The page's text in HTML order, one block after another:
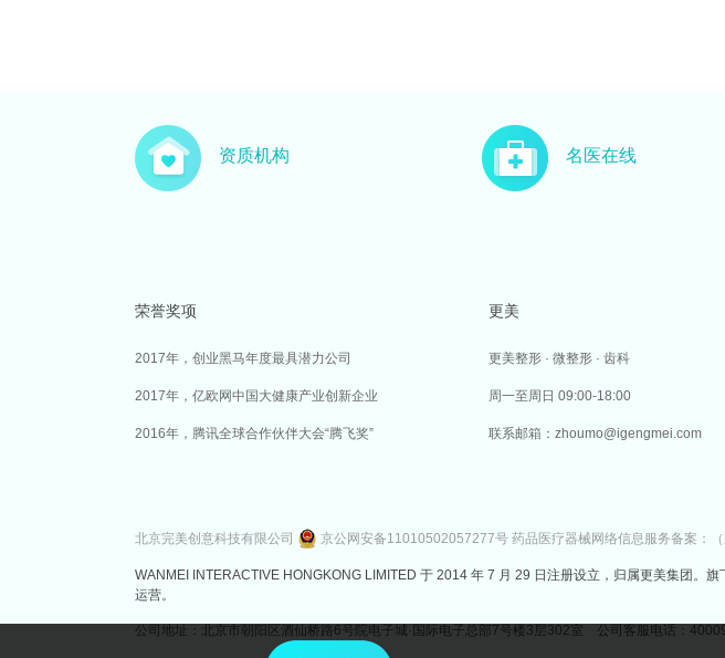
资质机构 名医在线
荣誉奖项
2017年，创业黑马年度最具潜力公司
2017年，亿欧网中国大健康产业创新企业
2016年，腾讯全球合作伙伴大会“腾飞奖”
更美
更美整形 · 微整形 · 齿科
周一至周日 09:00-18:00
联系邮箱：zhoumo@igengmei.com
北京完美创意科技有限公司 京公网安备11010502057277号 药品医疗器械网络信息服务备案：
WANMEI INTERACTIVE HONGKONG LIMITED 于 2014 年 7 月 29 日注册设立，归属更美集团。
运营。
公司地址：北京市朝阳区酒仙桥路6号院电子城·国际电子总部7号楼3层302室 公司客服电话：